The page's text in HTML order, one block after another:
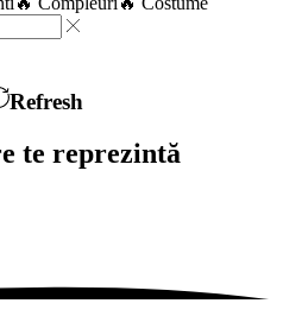
Refresh
te reprezintă